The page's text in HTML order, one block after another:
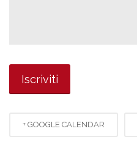
+ GOOGLE CALENDAR